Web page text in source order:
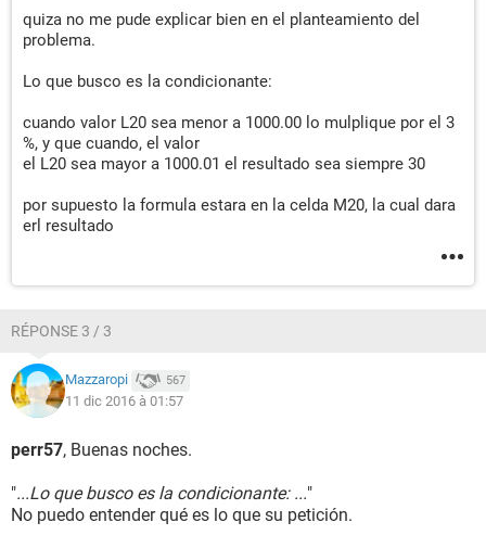
quiza no me pude explicar bien en el planteamiento del
problema.
Lo que busco es la condicionante:
cuando valor L20 sea menor a 1000.00 lo mulplique por el 3
%, y que cuando, el valor
el L20 sea mayor a 1000.01 el resultado sea siempre 30
por supuesto la formula estara en la celda M20, la cual dara
erl resultado
RÉPONSE 3 / 3
Mazzaropi 567
11 dic 2016 à 01:57
perr57, Buenas noches.
"...Lo que busco es la condicionante: ..."
No puedo entender qué es lo que su petición.